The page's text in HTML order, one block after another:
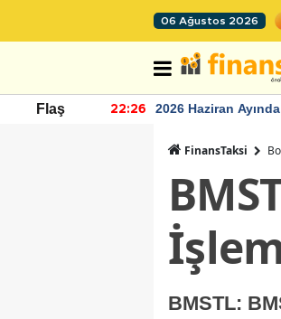
06 Ağustos 2026
Flaş 22:26
2026 Haziran
FinansTaksi
BMSTL: